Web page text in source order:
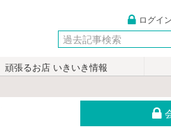
ログイン
頑張るお店 いきいき情報